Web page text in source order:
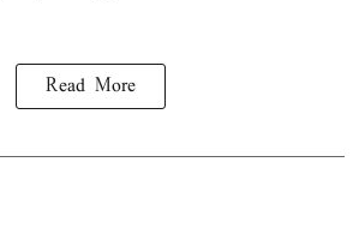
Read More